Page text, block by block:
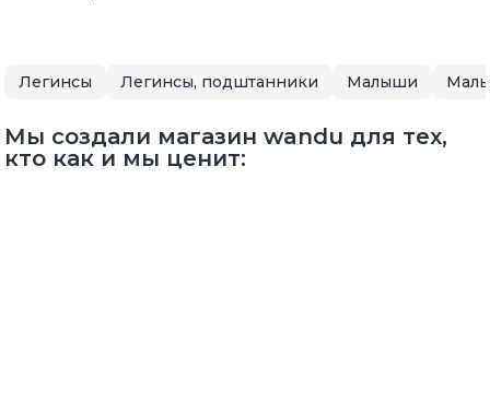
Легинсы Легинсы, подштанники Малыши
Мы создали магазин wandu для тех,
кто как и мы ценит: